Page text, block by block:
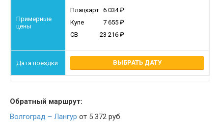
Плацкарт 6 034
Купе
7 655
СВ
23 216
ВЫБРАТЬ ДАТУ
Обратный маршрут:
Волгоград – Лангур от 5 372 руб.